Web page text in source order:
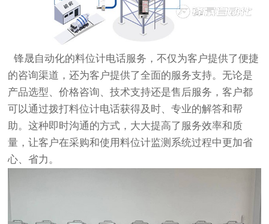
锋晟自动化的料位计电话服务，不仅为客户提供了便捷
的咨询渠道，还为客户提供了全面的服务支持。无论是
产品选型、价格咨询、技术支持还是售后服务，客户都
可以通过拨打料位计电话获得及时、专业的解答和帮
助。这种即时沟通的方式，大大提高了服务效率和质
量，让客户在采购和使用料位计监测系统过程中更加省
心、省力。